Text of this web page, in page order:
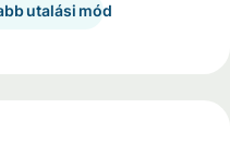
utalási mód